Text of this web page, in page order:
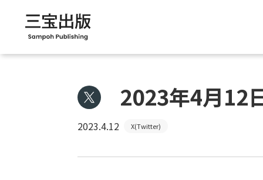
2023年4月12
2023.4.12 X(Twitter)